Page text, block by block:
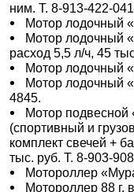
ним. Т. 8-913-422-
Мотор лодочный
Мотор лодочный
расход 5,5 л/ч, 45
Мотор лодочный
Мотор лодочный
4845.
Мотор подвесной
(спортивный и
комплект свечей +
тыс. руб. Т. 8-903-
Мотороллер
Мотороллер 88 г.